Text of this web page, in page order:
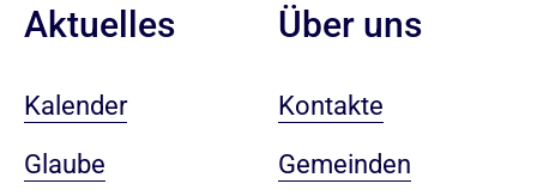
Aktuelles
Kalender
Glaube
Über uns
Kontakte
Gemeinden